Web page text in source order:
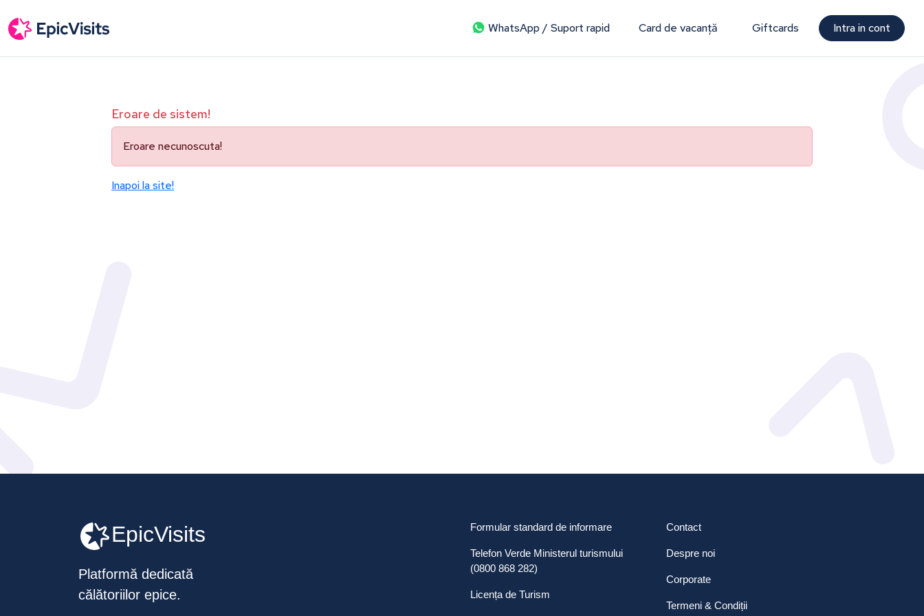
WhatsApp / Suport rapid Card de vacanță Giftcards Intra in cont
Eroare de sistem!
Eroare necunoscuta!
Inapoi la site!
EpicVisits
Platformă dedicată
călătoriilor epice.
Formular standard de informare
Telefon Verde Ministerul turismului
(0800 868 282)
Licența de Turism
Contact
Despre noi
Corporate
Termeni & Condiții